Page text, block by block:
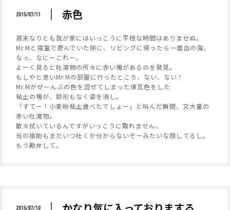
2015/07/11 赤色
週末なりとも我が家にはいっこうに平穏な時間はありませぬ。
Mr.Mと寝室で遊んでいた隙に、リビングに帰ったら一面血の海。
なっ、なにーこれー。
よーく見ると吐瀉物の所々に赤い塊があるのを発見。
もしやと思いMr.Mの部屋に行ったところ、ない、ない！
Mr.Mがぜーんぶの色を混ぜてしまった煉瓦色をした
粘土の塊が、跡形もなく姿を消し。
「すてー！小麦粉粘土食べたでしょー」と叫んだ瞬間、又大量の
赤い吐瀉物。
散々拭いているんですがいっこうに取れません。
当の捨助もまだいつ吐くか分からないぞーみたいな顔してるし。
もう勘弁して。
2015/07/10